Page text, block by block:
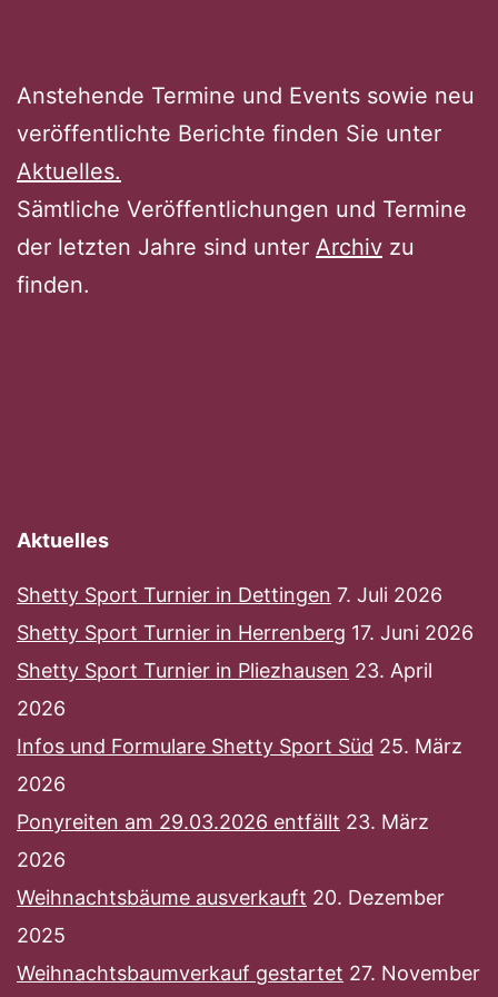
Anstehende Termine und Events sowie neu
veröffentlichte Berichte finden Sie unter
Aktuelles.
Sämtliche Veröffentlichungen und Termine
der letzten Jahre sind unter Archiv zu
finden.
Aktuelles
Shetty Sport Turnier in Dettingen 7. Juli 2026
Shetty Sport Turnier in Herrenberg 17. Juni 2026
Shetty Sport Turnier in Pliezhausen 23. April
2026
Infos und Formulare Shetty Sport Süd 25. März
2026
Ponyreiten am 29.03.2026 entfällt 23. März
2026
Weihnachtsbäume ausverkauft 20. Dezember
2025
Weihnachtsbaumverkauf gestartet 27. November